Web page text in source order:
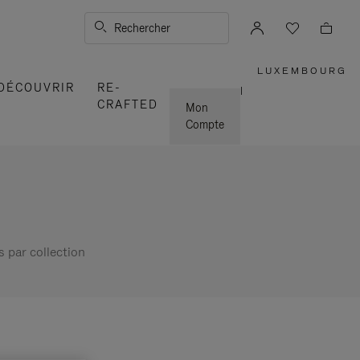
Rechercher
RE-
CRAFTED
Mon
Compte
LUXEMBOURG
|
par collection